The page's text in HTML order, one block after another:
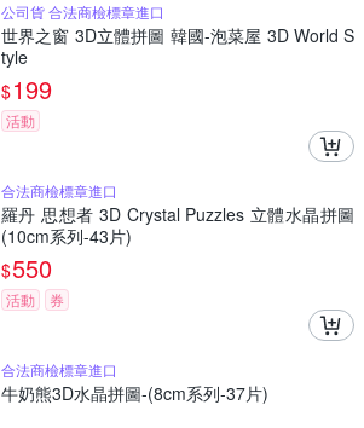
公司貨 合法商檢標章進口
世界之窗 3D立體拼圖 韓國-泡菜屋 3D World S
tyle
$199
活動
合法商檢標章進口
羅丹 思想者 3D Crystal Puzzles 立體水晶拼圖
(10cm系列-43片)
$550
活動 券
合法商檢標章進口
牛奶熊3D水晶拼圖-(8cm系列-37片)